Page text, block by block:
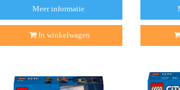
Meer informatie
In winkelwagen